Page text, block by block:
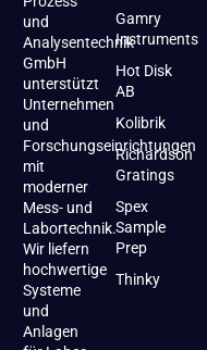
und
Analysentechnik
GmbH
unterstützt
Unternehmen
und
Forschungseinrichtungen
mit
moderner
Mess- und
Labortechnik.
Wir liefern
hochwertige
Systeme
und
Anlagen
Gamry
Instruments
Hot Disk
AB
Kolibrik
Richardson
Gratings
Spex
Sample
Prep
Thinky